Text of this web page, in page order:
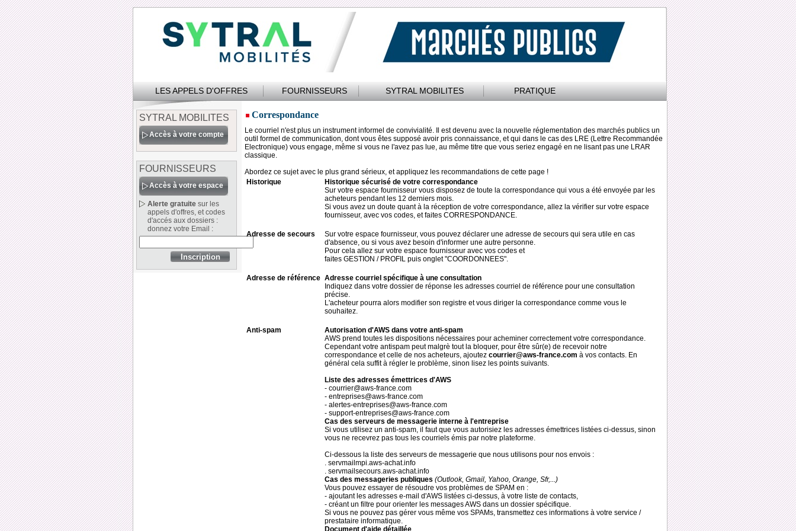
LES APPELS D'OFFRES FOURNISSEURS SYTRAL MOBILITES PRATIQUE
SYTRAL MOBILITES
Accès à votre compte
FOURNISSEURS
Accès à votre espace
Alerte gratuite sur les
appels d'offres, et codes
d'accés aux dossiers :
donnez votre Email :
Correspondance
Le courriel n'est plus un instrument informel de convivialité. Il est devenu avec la nouvelle réglementation des marchés publics un
outil formel de communication, dont vous êtes supposé avoir pris connaissance, et qui dans le cas des LRE (Lettre Recommandée
Electronique) vous engage, même si vous ne l'avez pas lue, au même titre que vous seriez engagé en ne lisant pas une LRAR
classique.
Abordez ce sujet avec le plus grand sérieux, et appliquez les recommandations de cette page !
Historique
Historique sécurisé de votre correspondance
Sur votre espace fournisseur vous disposez de toute la correspondance qui vous a été envoyée par les
acheteurs pendant les 12 derniers mois.
Si vous avez un doute quant à la réception de votre correspondance, allez la vérifier sur votre espace
fournisseur, avec vos codes, et faites CORRESPONDANCE.
Adresse de secours
Sur votre espace fournisseur, vous pouvez déclarer une adresse de secours qui sera utile en cas
d'absence, ou si vous avez besoin d'informer une autre personne.
Pour cela allez sur votre espace fournisseur avec vos codes et
faites GESTION / PROFIL puis onglet "COORDONNEES".
Adresse de référence Adresse courriel spécifique à une consultation
Indiquez dans votre dossier de réponse les adresses courriel de référence pour une consultation
précise.
L'acheteur pourra alors modifier son registre et vous diriger la correspondance comme vous le
souhaitez.
Anti-spam
Autorisation d'AWS dans votre anti-spam
AWS prend toutes les dispositions nécessaires pour acheminer correctement votre correspondance.
Cependant votre antispam peut malgrè tout la bloquer, pour être sûr(e) de recevoir notre
correspondance et celle de nos acheteurs, ajoutez courrier@aws-france.com à vos contacts. En
général cela suffit à régler le problème, sinon lisez les points suivants.
Liste des adresses émettrices d'AWS
- courrier@aws-france.com
- entreprises@aws-france.com
- alertes-entreprises@aws-france.com
- support-entreprises@aws-france.com
Cas des serveurs de messagerie interne à l'entreprise
Si vous utilisez un anti-spam, il faut que vous autorisiez les adresses émettrices listées ci-dessus, sinon
vous ne recevrez pas tous les courriels émis par notre plateforme.
Ci-dessous la liste des serveurs de messagerie que nous utilisons pour nos envois :
. servmailmpi.aws-achat.info
. servmailsecours.aws-achat.info
Cas des messageries publiques (Outlook, Gmail, Yahoo, Orange, Sfr,...)
Vous pouvez essayer de résoudre vos problèmes de SPAM en :
- ajoutant les adresses e-mail d'AWS listées ci-dessus, à votre liste de contacts,
- créant un filtre pour orienter les messages AWS dans un dossier spécifique.
Si vous ne pouvez pas gérer vous même vos SPAMs, transmettez ces informations à votre service /
prestataire informatique.
Document d'aide détaillée